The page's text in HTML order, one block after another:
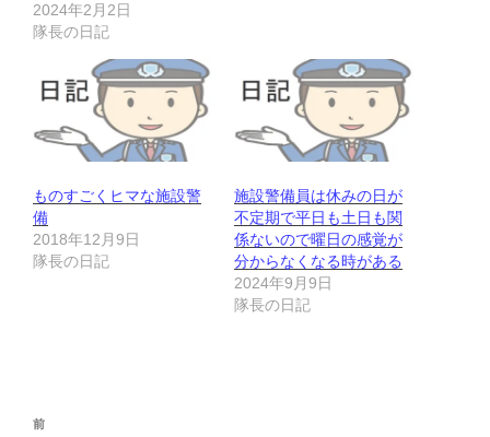
2024年2月2日
隊長の日記
ものすごくヒマな施設警
備
2018年12月9日
隊長の日記
施設警備員は休みの日が
不定期で平日も土日も関
係ないので曜日の感覚が
分からなくなる時がある
2024年9月9日
隊長の日記
投
前
前